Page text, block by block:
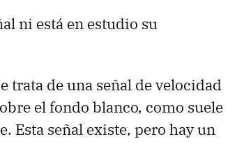
ni está en estudio su
trata de una señal de velocidad
el fondo blanco, como suele
Esta señal existe, pero hay un